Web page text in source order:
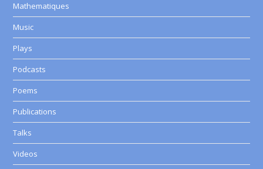
Mathematiques
Music
Plays
Podcasts
Poems
Publications
Talks
Videos